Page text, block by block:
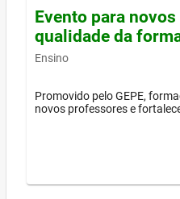
Evento para
qualidade da
Ensino
Promovido pelo GEPE,
novos professores e